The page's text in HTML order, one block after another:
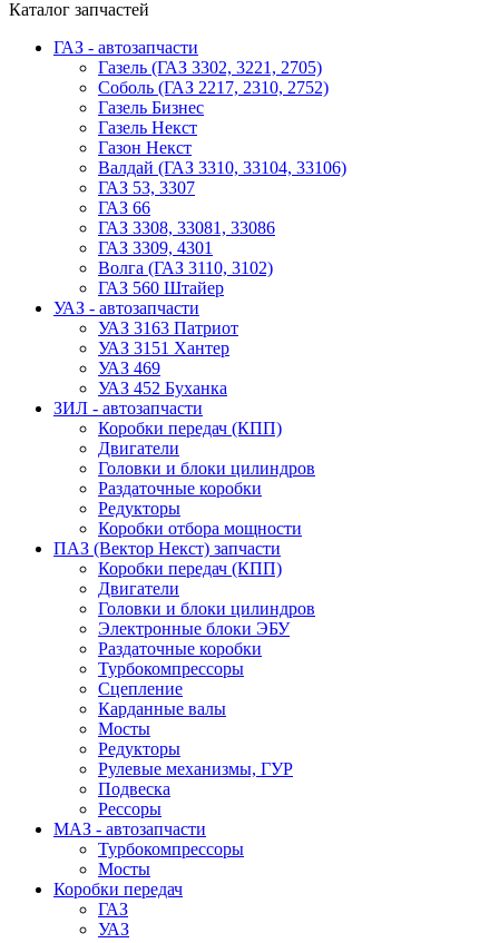
Каталог запчастей
ГАЗ - автозапчасти
Газель (ГАЗ 3302, 3221, 2705)
Соболь (ГАЗ 2217, 2310, 2752)
Газель Бизнес
Газель Некст
Газон Некст
Валдай (ГАЗ 3310, 33104, 33106)
ГАЗ 53, 3307
ГАЗ 66
ГАЗ 3308, 33081, 33086
ГАЗ 3309, 4301
Волга (ГАЗ 3110, 3102)
ГАЗ 560 Штайер
УАЗ - автозапчасти
УАЗ 3163 Патриот
УАЗ 3151 Хантер
УАЗ 469
УАЗ 452 Буханка
ЗИЛ - автозапчасти
Коробки передач (КПП)
Двигатели
Головки и блоки цилиндров
Раздаточные коробки
Редукторы
Коробки отбора мощности
ПАЗ (Вектор Некст) запчасти
Коробки передач (КПП)
Двигатели
Головки и блоки цилиндров
Электронные блоки ЭБУ
Раздаточные коробки
Турбокомпрессоры
Сцепление
Карданные валы
Мосты
Редукторы
Рулевые механизмы, ГУР
Подвеска
Рессоры
МАЗ - автозапчасти
Турбокомпрессоры
Мосты
Коробки передач
ГАЗ
УАЗ